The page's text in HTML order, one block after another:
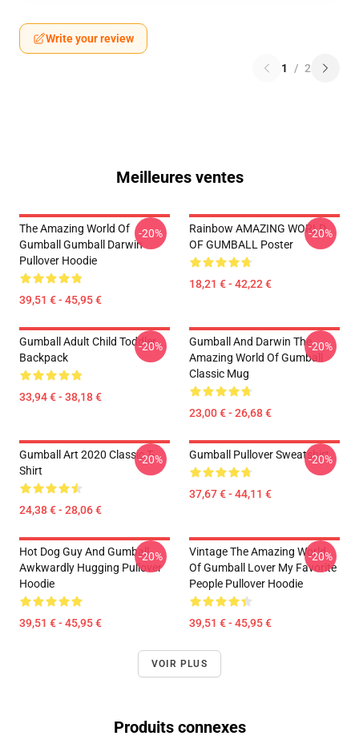
Write your review
1 / 2
Meilleures ventes
The Amazing World Of
Gumball Gumball Darwin
Pullover Hoodie
39,51 € - 45,95 €
-20%
Rainbow AMAZING WORLD
OF GUMBALL Poster
18,21 € - 42,22 €
-20%
Gumball Adult Child Toddler
Backpack
33,94 € - 38,18 €
-20%
Gumball And Darwin The
Amazing World Of Gumball
Classic Mug
23,00 € - 26,68 €
-20%
Gumball Art 2020 Classic T-
Shirt
24,38 € - 28,06 €
-20% Gumball Pullover Sweatshirt
37,67 € - 44,11 €
-20%
Hot Dog Guy And Gumball
Awkwardly Hugging Pullover
Hoodie
39,51 € - 45,95 €
-20%
Vintage The Amazing World
Of Gumball Lover My Favorite
People Pullover Hoodie
39,51 € - 45,95 €
-20%
VOIR PLUS
Produits connexes